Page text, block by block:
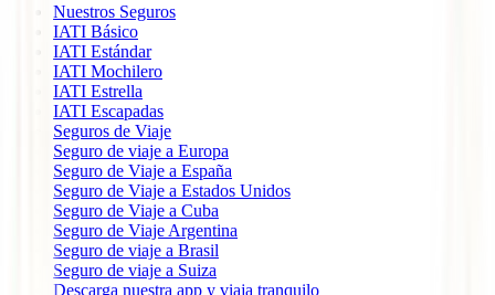
Nuestros Seguros
IATI Básico
IATI Estándar
IATI Mochilero
IATI Estrella
IATI Escapadas
Seguros de Viaje
Seguro de viaje a Europa
Seguro de Viaje a España
Seguro de Viaje a Estados Unidos
Seguro de Viaje a Cuba
Seguro de Viaje Argentina
Seguro de viaje a Brasil
Seguro de viaje a Suiza
Descarga nuestra app y viaja tranquilo